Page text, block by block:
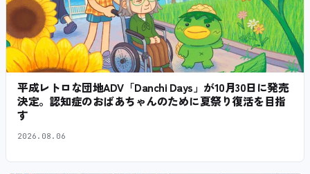
平成レトロな団地ADV「Danchi Days」が10月30日に発売
決定。認知症のおばあちゃんのために夏祭り復活を目指
す
2026.08.06